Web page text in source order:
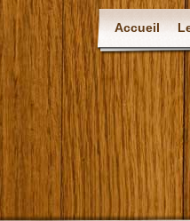
Accueil